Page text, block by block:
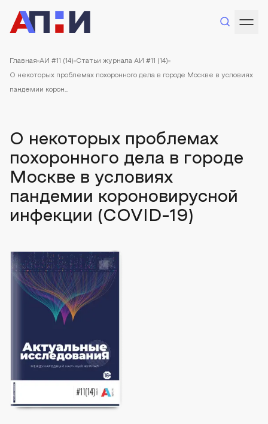
Главная АИ #11 (14) Статьи журнала АИ #11 (14)
О некоторых проблемах похоронного дела в городе Москве в условиях
пандемии корон...
О некоторых проблемах
похоронного дела в городе
Москве в условиях
пандемии короновирусной
инфекции (COVID-19)